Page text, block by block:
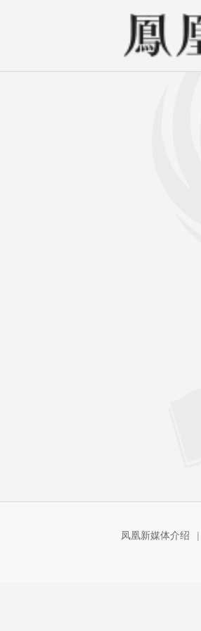
凤凰新媒体介绍 |